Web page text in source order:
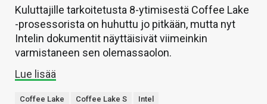
Kuluttajille tarkoitetusta 8-ytimisestä Coffee Lake
-prosessorista on huhuttu jo pitkään, mutta nyt
Intelin dokumentit näyttäisivät viimeinkin
varmistaneen sen olemassaolon.
Lue lisää
Coffee Lake Coffee Lake S Intel